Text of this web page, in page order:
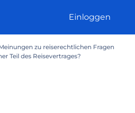
Einloggen
zu reiserechtlichen Fragen
Teil des Reisevertrages?